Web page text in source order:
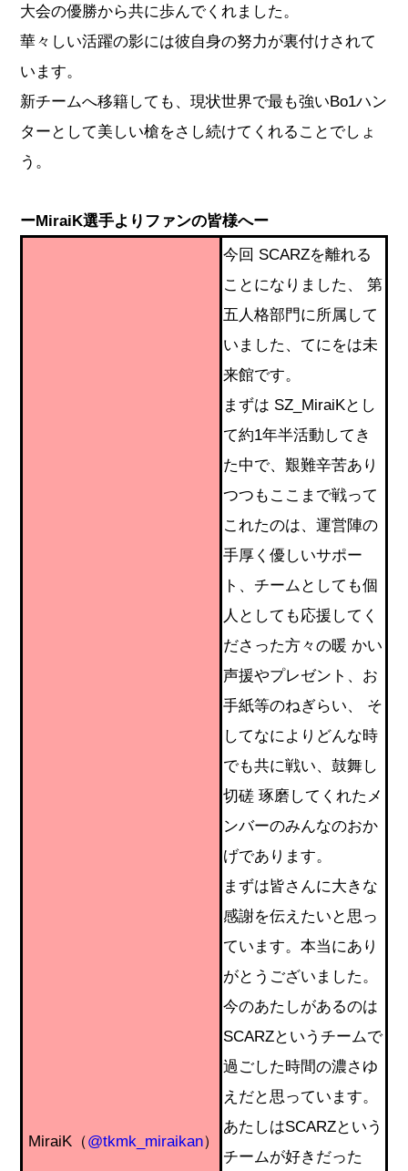
大会の優勝から共に歩んでくれました。
華々しい活躍の影には彼自身の努力が裏付けされて
います。
新チームへ移籍しても、現状世界で最も強いBo1ハン
ターとして美しい槍をさし続けてくれることでしょ
う。
ーMiraiK選手よりファンの皆様へー
MiraiK（@tkmk_miraikan）
今回 SCARZを離れる
ことになりました、 第
五人格部門に所属して
いました、てにをは未
来館です。
まずは SZ_MiraiKとし
て約1年半活動してき
た中で、艱難辛苦あり
つつもここまで戦って
これたのは、運営陣の
手厚く優しいサポー
ト、チームとしても個
人としても応援してく
ださった方々の暖 かい
声援やプレゼント、お
手紙等のねぎらい、 そ
してなによりどんな時
でも共に戦い、鼓舞し
切磋 琢磨してくれたメ
ンバーのみんなのおか
げであります。
まずは皆さんに大きな
感謝を伝えたいと思っ
ています。本当にあり
がとうございました。
今のあたしがあるのは
SCARZというチームで
過ごした時間の濃さゆ
えだと思っています。
あたしはSCARZという
チームが好きだった